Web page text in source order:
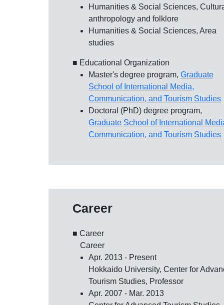
Humanities & Social Sciences,
anthropology and folklore
Humanities & Social Sciences, Area
studies
■ Educational Organization
Master's degree program, Graduate
School of International Media,
Communication, and Tourism Studies
Doctoral (PhD) degree program,
Graduate School of International
Communication, and Tourism Studies
Career
■ Career
Career
Apr. 2013 - Present
Hokkaido University, Center for
Tourism Studies, Professor
Apr. 2007 - Mar. 2013